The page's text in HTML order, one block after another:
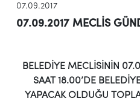
07.09.2017
07.09.2017 MECLİS
BELEDİYE MECLİSİNİN
SAAT 18.00’DE
YAPACAK OLDUĞU